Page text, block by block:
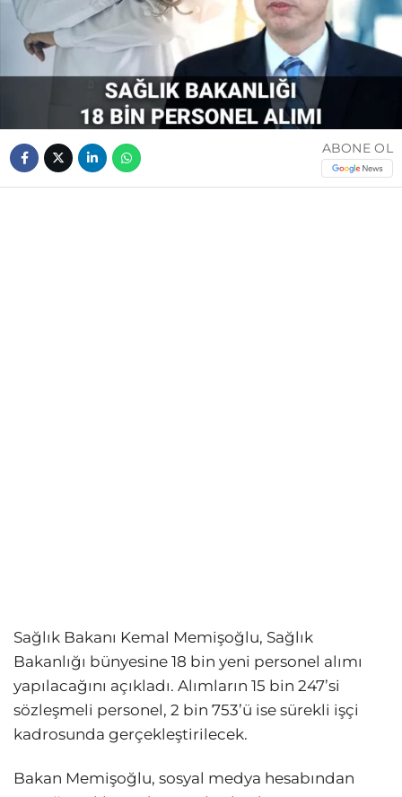
ABONE OL
Sağlık Bakanı Kemal Memişoğlu, Sağlık
Bakanlığı bünyesine 18 bin yeni personel alımı
yapılacağını açıkladı. Alımların 15 bin 247’si
sözleşmeli personel, 2 bin 753’ü ise sürekli işçi
kadrosunda gerçekleştirilecek.
Bakan Memişoğlu, sosyal medya hesabından